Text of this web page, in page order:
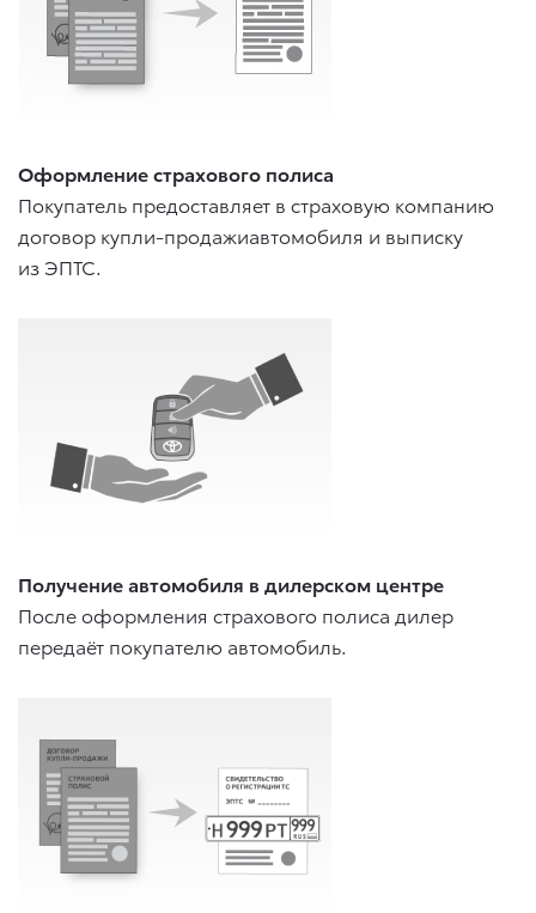
Оформление страхового полиса
Покупатель предоставляет в страховую компанию
договор купли-продажиавтомобиля и выписку
из ЭПТС.
Получение автомобиля в дилерском центре
После оформления страхового полиса дилер
передаёт покупателю автомобиль.